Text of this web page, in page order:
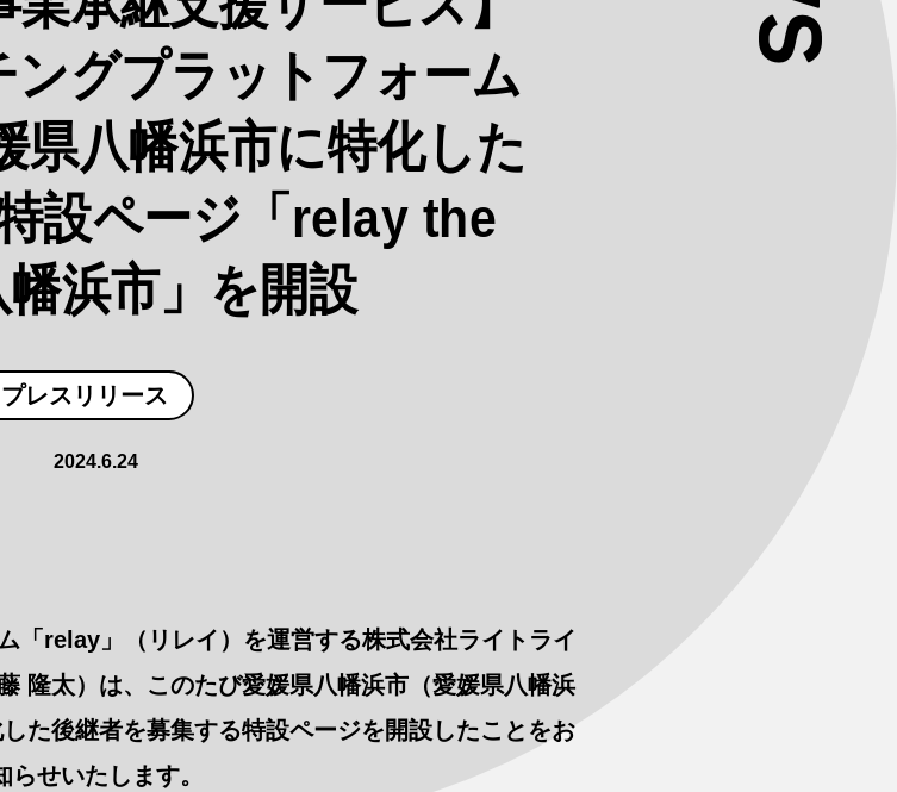
ングプラットフォーム
県八幡浜市に特化した
設ページ「relay the
浜市」を開設
プレスリリース
2024.6.24
「relay」（リレイ）を運営する株式会社ライトライ
隆太）は、このたび愛媛県八幡浜市（愛媛県八幡浜
た後継者を募集する特設ページを開設したことをお
らせいたします。